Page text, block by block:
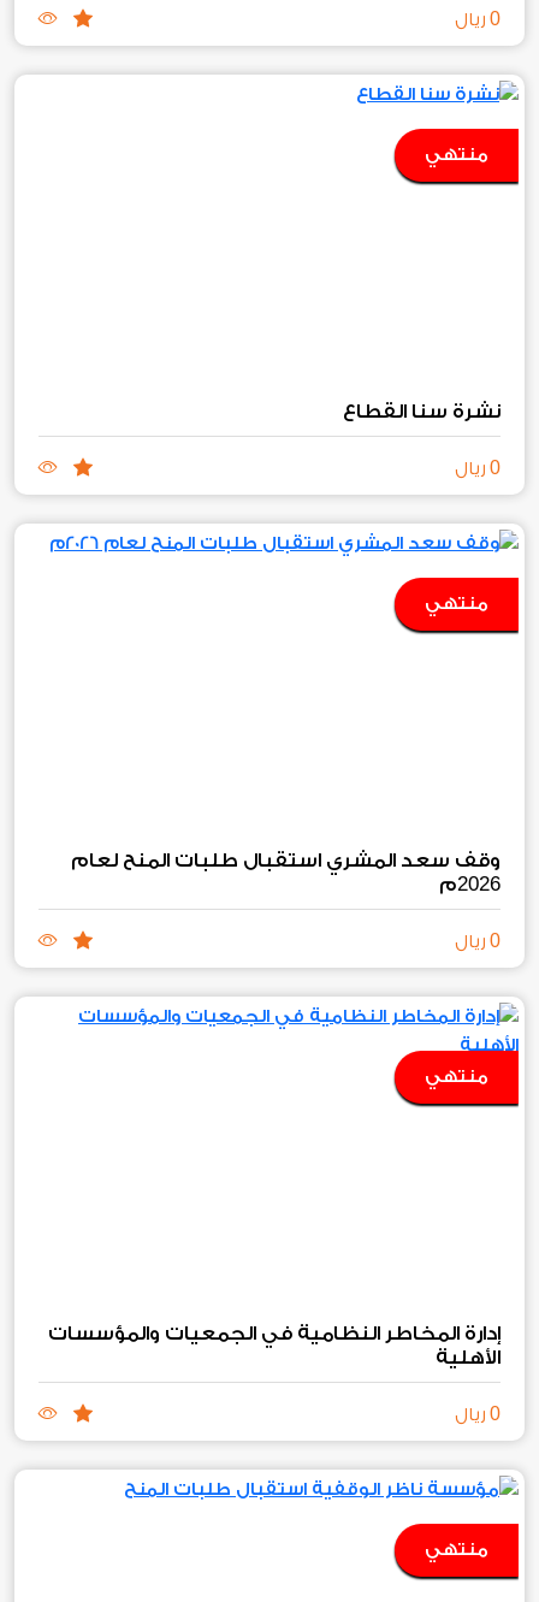
0 ريال
منتهي
نشرة سنا القطاع
0 ريال
منتهي
وقف سعد المشري استقبال طلبات المنح لعام
2026م
0 ريال
منتهي
إدارة المخاطر النظامية في الجمعيات والمؤسسات
الأهلية
0 ريال
منتهي